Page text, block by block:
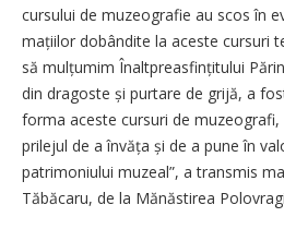
cursului de muzeografie au scos în
mațiilor dobândite la aceste cursuri
să mul­țumim Înaltprea­sfințitului
din dragoste și purtare de grijă, a
forma aceste cursuri de
prilejul de a învăța și de a pune în
patrimoniului muzeal”, a transmis
Tăbăcaru, de la Mănăstirea